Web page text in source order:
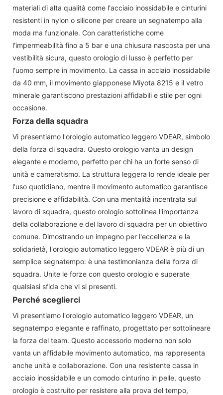
materiali di alta qualità come l'acciaio inossidabile e cinturini
resistenti in nylon o silicone per creare un segnatempo alla
moda ma funzionale. Con caratteristiche come
l'impermeabilità fino a 5 bar e una chiusura nascosta per una
vestibilità sicura, questo orologio di lusso è perfetto per
l'uomo sempre in movimento. La cassa in acciaio inossidabile
da 40 mm, il movimento giapponese Miyota 8215 e il vetro
minerale garantiscono prestazioni affidabili e stile per ogni
occasione.
Forza della squadra
Vi presentiamo l'orologio automatico leggero VDEAR, simbolo
della forza di squadra. Questo orologio vanta un design
elegante e moderno, perfetto per chi ha un forte senso di
unità e cameratismo. La struttura leggera lo rende ideale per
l'uso quotidiano, mentre il movimento automatico garantisce
precisione e affidabilità. Con una mentalità incentrata sul
lavoro di squadra, questo orologio sottolinea l'importanza
della collaborazione e del lavoro di squadra per un obiettivo
comune. Dimostrando un impegno per l'eccellenza e la
solidarietà, l'orologio automatico leggero VDEAR è più di un
semplice segnatempo: è una testimonianza della forza di
squadra. Unite le forze con questo orologio e superate
qualsiasi sfida che vi si presenti.
Perché sceglierci
Vi presentiamo l'orologio automatico leggero VDEAR, un
segnatempo elegante e raffinato, progettato per sottolineare
la forza del team. Questo accessorio moderno non solo
vanta un affidabile movimento automatico, ma rappresenta
anche unità e collaborazione. Con una resistente cassa in
acciaio inossidabile e un comodo cinturino in pelle, questo
orologio è costruito per resistere alla prova del tempo,